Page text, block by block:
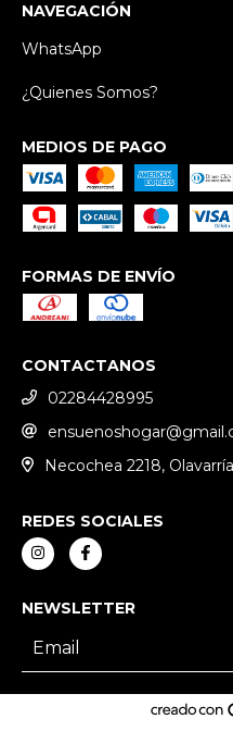
NAVEGACIÓN
WhatsApp
¿Quienes Somos?
MEDIOS DE PAGO
FORMAS DE ENVÍO
CONTACTANOS
02284428995
Necochea 2218,
REDES SOCIALES
NEWSLETTER